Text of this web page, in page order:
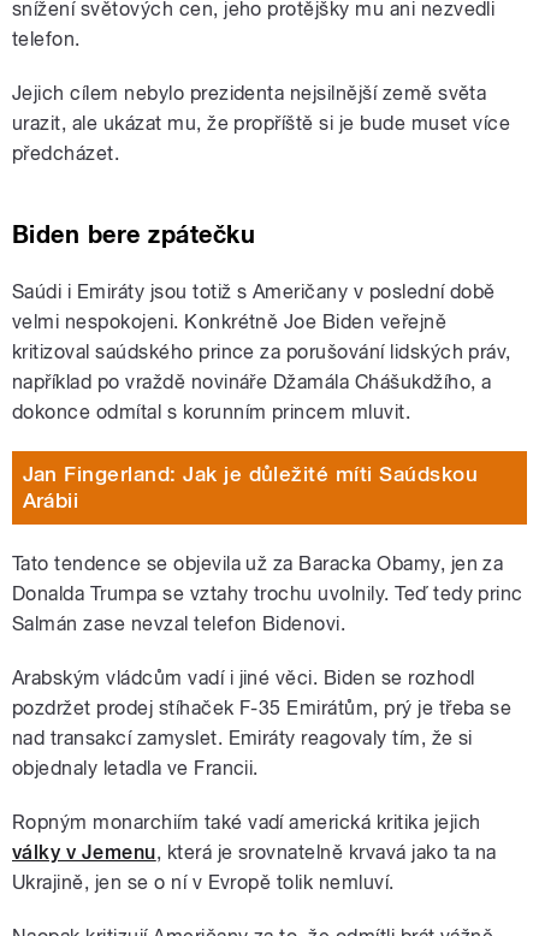
snížení světových cen, jeho protějšky mu ani nezvedli
telefon.
Jejich cílem nebylo prezidenta nejsilnější země světa
urazit, ale ukázat mu, že propříště si je bude muset více
předcházet.
Biden bere zpátečku
Saúdi i Emiráty jsou totiž s Američany v poslední době
velmi nespokojeni. Konkrétně Joe Biden veřejně
kritizoval saúdského prince za porušování lidských práv,
například po vraždě novináře Džamála Chášukdžího, a
dokonce odmítal s korunním princem mluvit.
Jan Fingerland: Jak je důležité míti Saúdskou
Arábii
Tato tendence se objevila už za Baracka Obamy, jen za
Donalda Trumpa se vztahy trochu uvolnily. Teď tedy princ
Salmán zase nevzal telefon Bidenovi.
Arabským vládcům vadí i jiné věci. Biden se rozhodl
pozdržet prodej stíhaček F-35 Emirátům, prý je třeba se
nad transakcí zamyslet. Emiráty reagovaly tím, že si
objednaly letadla ve Francii.
Ropným monarchiím také vadí americká kritika jejich
války v Jemenu, která je srovnatelně krvavá jako ta na
Ukrajině, jen se o ní v Evropě tolik nemluví.